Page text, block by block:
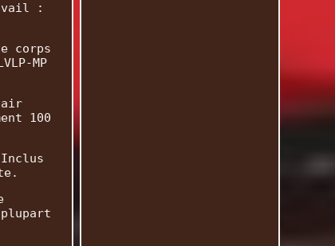
:
corps
MP
100